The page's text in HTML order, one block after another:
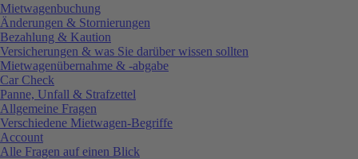
Mietwagenbuchung
Änderungen & Stornierungen
Bezahlung & Kaution
Versicherungen & was Sie darüber wissen sollten
Mietwagenübernahme & -abgabe
Car Check
Panne, Unfall & Strafzettel
Allgemeine Fragen
Verschiedene Mietwagen-Begriffe
Account
Alle Fragen auf einen Blick